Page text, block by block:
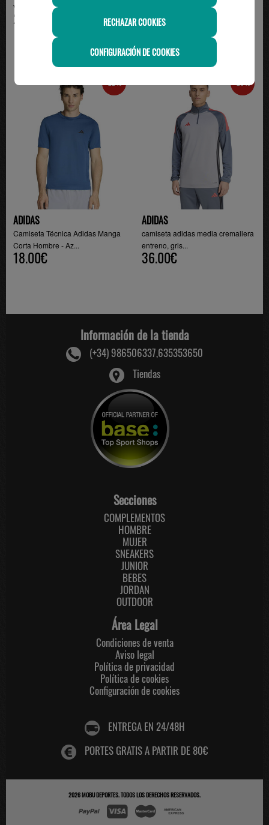
verde
23.00€
algodón técnico, ma...
35.00€
ADIDAS
Camiseta Técnica Adidas Manga
Corta Hombre - Az...
18.00€
-20%
ADIDAS
camiseta adidas media cremallera
entreno, gris...
36.00€
Información de la tienda
(+34) 986506337,635353650
Tiendas
Secciones
COMPLEMENTOS
HOMBRE
MUJER
SNEAKERS
JUNIOR
BEBES
JORDAN
OUTDOOR
Área Legal
Condiciones de venta
Aviso legal
Política de privacidad
Política de cookies
Configuración de cookies
ENTREGA EN 24/48H
PORTES GRATIS A PARTIR DE 80€
2026MOBU DEPORTES. TODOS LOS DERECHOS RESERVADOS.
RECHAZAR COOKIES
CONFIGURACIÓN DE COOKIES